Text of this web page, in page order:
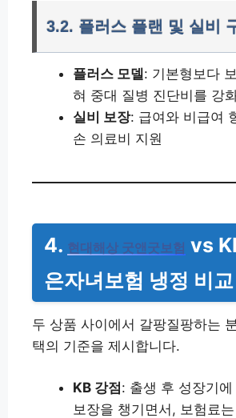
3.2. 플러스 플랜 및 실비
플러스 모델: 기본형보다
혀 중대 질병 진단비를 강
실비 보장: 급여와 비급여
손 의료비 지원
4. 현대해상 굿앤굿보험 vs
은자녀보험 냉정 비교
두 상품 사이에서 갈팡질팡하는
택의 기준을 제시합니다.
KB 강점: 출생 후 성장기
보장을 챙기면서, 보험료